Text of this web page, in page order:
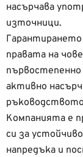
насърчава
източници.
правата на
първостепенно
активно
ръководството
Компанията е
си за
напредъка и